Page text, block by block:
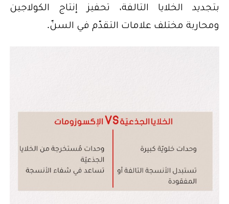
بتجديد الخلايا التالفة، تحفيز إنتاج الكولاجين
ومحاربة مختلف علامات التقدّم في السنّ.